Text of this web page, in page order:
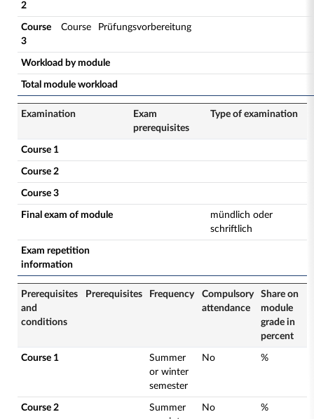
2
Course
3
Course Prüfungsvorbereitung
Workload by module
Total module workload
Examination
Exam
prerequisites
Type of examination
Course 1
Course 2
Course 3
Final exam of module
mündlich oder
schriftlich
Exam repetition
information
Prerequisites
and
conditions
Prerequisites Frequency
Compulsory
attendance
Share on
module
grade in
percent
Course 1
Summer
or winter
semester
No %
Course 2
Summer
No %